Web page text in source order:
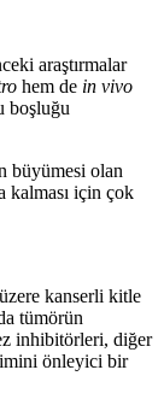
araştırmalar
hem de in vivo
boşluğu
büyümesi olan
kalması için çok
kanserli kitle
tümörün
inhibitörleri, diğer
önleyici bir